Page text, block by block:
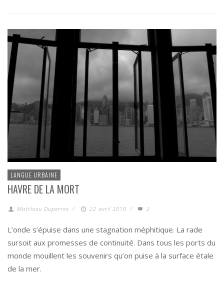
LANGUE URBAINE
HAVRE DE LA MORT
Matthieu Duperrex / 22 avril 2010 / 2
L’onde s’épuise dans une stagnation méphitique. La rade
sursoit aux promesses de continuité. Dans tous les ports du
monde mouillent les souvenirs qu’on puise à la surface étale
de la mer.